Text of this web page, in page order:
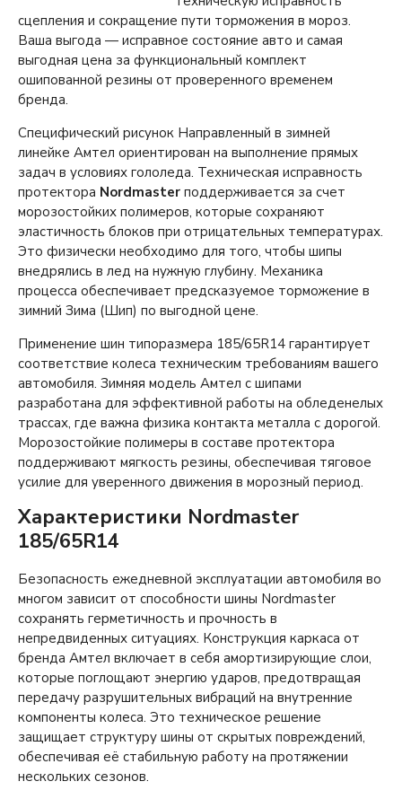
сцепления и сокращение пути торможения в мороз.
Ваша выгода — исправное состояние авто и самая
выгодная цена за функциональный комплект
ошипованной резины от проверенного временем
бренда.
Специфический рисунок Направленный в зимней
линейке Амтел ориентирован на выполнение прямых
задач в условиях гололеда. Техническая исправность
протектора Nordmaster поддерживается за счет
морозостойких полимеров, которые сохраняют
эластичность блоков при отрицательных температурах.
Это физически необходимо для того, чтобы шипы
внедрялись в лед на нужную глубину. Механика
процесса обеспечивает предсказуемое торможение в
зимний Зима (Шип) по выгодной цене.
Применение шин типоразмера 185/65R14 гарантирует
соответствие колеса техническим требованиям вашего
автомобиля. Зимняя модель Амтел с шипами
разработана для эффективной работы на обледенелых
трассах, где важна физика контакта металла с дорогой.
Морозостойкие полимеры в составе протектора
поддерживают мягкость резины, обеспечивая тяговое
усилие для уверенного движения в морозный период.
Характеристики Nordmaster
185/65R14
Безопасность ежедневной эксплуатации автомобиля во
многом зависит от способности шины Nordmaster
сохранять герметичность и прочность в
непредвиденных ситуациях. Конструкция каркаса от
бренда Амтел включает в себя амортизирующие слои,
которые поглощают энергию ударов, предотвращая
передачу разрушительных вибраций на внутренние
компоненты колеса. Это техническое решение
защищает структуру шины от скрытых повреждений,
обеспечивая её стабильную работу на протяжении
нескольких сезонов.